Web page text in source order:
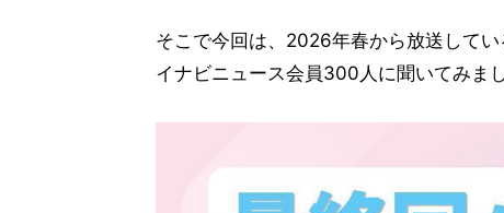
そこで今回は、2026年春から放送して
イナビニュース会員300人に聞いてみま